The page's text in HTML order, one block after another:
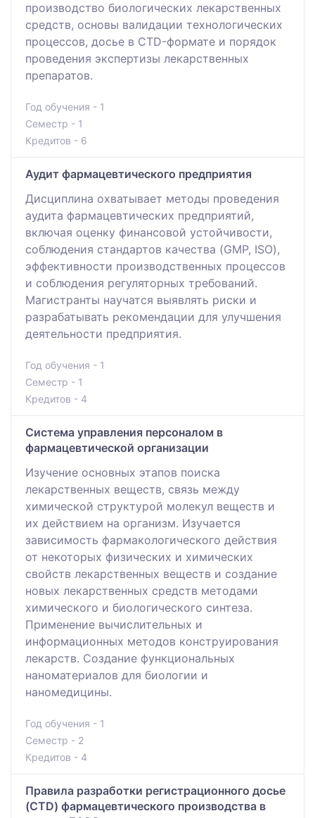
производство биологических лекарственных
средств, основы валидации технологических
процессов, досье в CTD-формате и порядок
проведения экспертизы лекарственных
препаратов.
Год обучения - 1
Семестр - 1
Кредитов - 6
Аудит фармацевтического предприятия
Дисциплина охватывает методы проведения
аудита фармацевтических предприятий,
включая оценку финансовой устойчивости,
соблюдения стандартов качества (GMP, ISO),
эффективности производственных процессов
и соблюдения регуляторных требований.
Магистранты научатся выявлять риски и
разрабатывать рекомендации для улучшения
деятельности предприятия.
Год обучения - 1
Семестр - 1
Кредитов - 4
Система управления персоналом в
фармацевтической организации
Изучение основных этапов поиска
лекарственных веществ, связь между
химической структурой молекул веществ и
их действием на организм. Изучается
зависимость фармакологического действия
от некоторых физических и химических
свойств лекарственных веществ и создание
новых лекарственных средств методами
химического и биологического синтеза.
Применение вычислительных и
информационных методов конструирования
лекарств. Создание функциональных
наноматериалов для биологии и
наномедицины.
Год обучения - 1
Семестр - 2
Кредитов - 4
Правила разработки регистрационного досье
(CTD) фармацевтического производства в